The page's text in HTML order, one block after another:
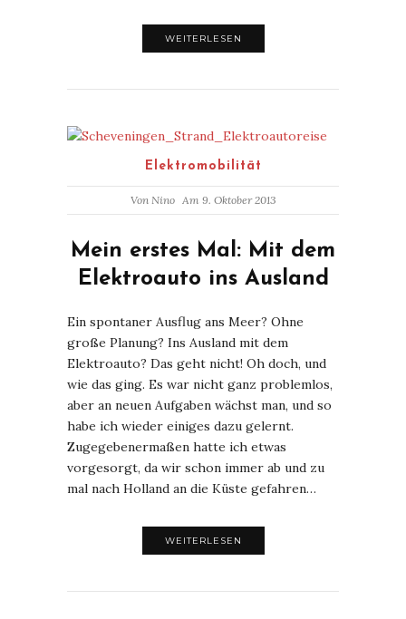
WEITERLESEN
Elektromobilität
Von Nino Am 9. Oktober 2013
Mein erstes Mal: Mit dem
Elektroauto ins Ausland
Ein spontaner Ausflug ans Meer? Ohne
große Planung? Ins Ausland mit dem
Elektroauto? Das geht nicht! Oh doch, und
wie das ging. Es war nicht ganz problemlos,
aber an neuen Aufgaben wächst man, und so
habe ich wieder einiges dazu gelernt.
Zugegebenermaßen hatte ich etwas
vorgesorgt, da wir schon immer ab und zu
mal nach Holland an die Küste gefahren…
WEITERLESEN